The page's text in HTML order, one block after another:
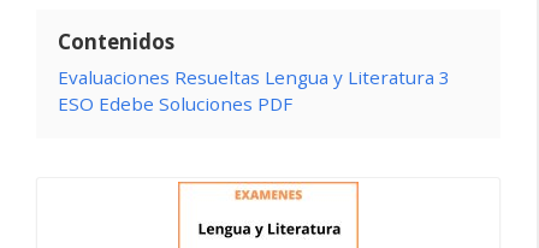
Contenidos
Evaluaciones Resueltas Lengua y Literatura 3
ESO Edebe Soluciones PDF